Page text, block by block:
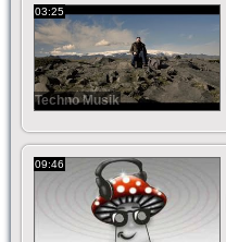
03:25
Techno Musik
09:46